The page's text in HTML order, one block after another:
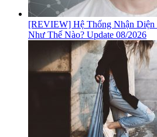
[REVIEW] Hệ Thống Nhận
Như Thế Nào? Update 08/2026